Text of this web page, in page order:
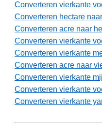
Converteren vierkante
Converteren hectare
Converteren acre naar
Converteren vierkante
Converteren vierkante
Converteren acre naar
Converteren vierkante
Converteren vierkante
Converteren vierkante